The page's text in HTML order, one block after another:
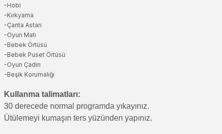
-Hobi
-Kırkyama
-Çanta Astarı
-Oyun Matı
-Bebek Örtüsü
-Bebek Puset Örtüsü
-Oyun Çadırı
-Beşik Korumalığı
Kullanma talimatları:
30 derecede normal programda yıkayınız.
Ütülemeyi kumaşın ters yüzünden yapınız.